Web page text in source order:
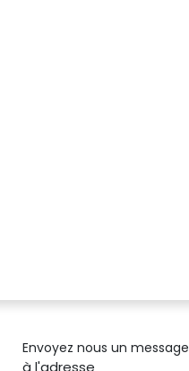
Envoyez nous un message
à l'adresse